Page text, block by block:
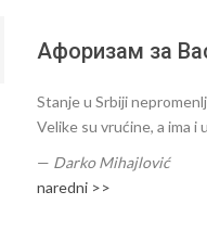
Афоризам за
Stanje u Srbiji
Velike su vrućine, a ima i
— Darko Mihajlović
naredni >>